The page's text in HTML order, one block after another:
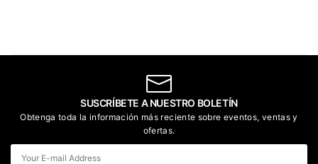
SUSCRÍBETE A NUESTRO BOLETÍN
Obtenga toda la información más reciente sobre eventos, ventas y
ofertas.